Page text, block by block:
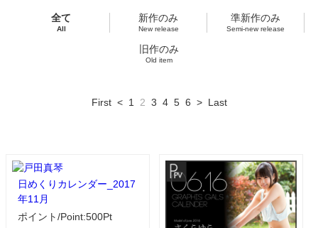
全て
All
新作のみ
New release
準新作のみ
Semi-new release
旧作のみ
Old item
First < 1 2 3 4 5 6 > Last
日めくりカレンダー_2017
年11月
ポイント/Point:500Pt